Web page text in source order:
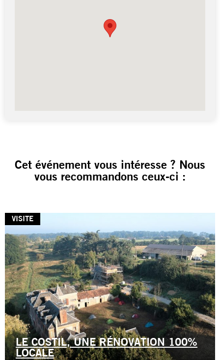
Cet événement vous intéresse ? Nous
vous recommandons ceux-ci :
VISITE
LE COSTIL, UNE RÉNOVATION 100%
LOCALE